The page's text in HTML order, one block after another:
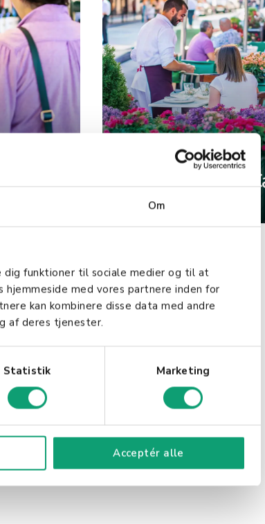
Om
dig funktioner til sociale medier og til at
hjemmeside med vores partnere inden for
kan kombinere disse data med andre
af deres tjenester.
Statistik Marketing
Acceptér alle
Restaurant &